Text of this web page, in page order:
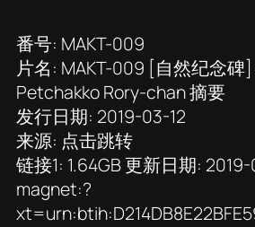
番号: MAKT-009
片名: MAKT-009 [自然纪念碑
Petchakko Rory-chan 摘要
发行日期: 2019-03-12
来源: 点击跳转
链接1: 1.64GB 更新日期:
magnet:?